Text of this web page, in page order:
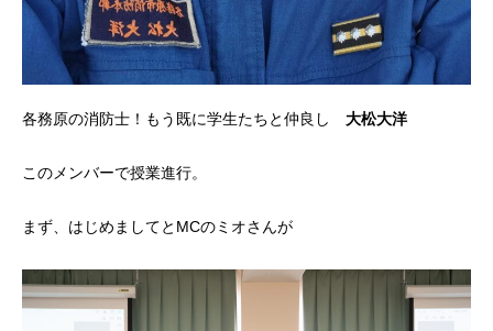
各務原の消防士！もう既に学生たちと仲良し 大松大洋
このメンバーで授業進行。
まず、はじめましてとMCのミオさんが